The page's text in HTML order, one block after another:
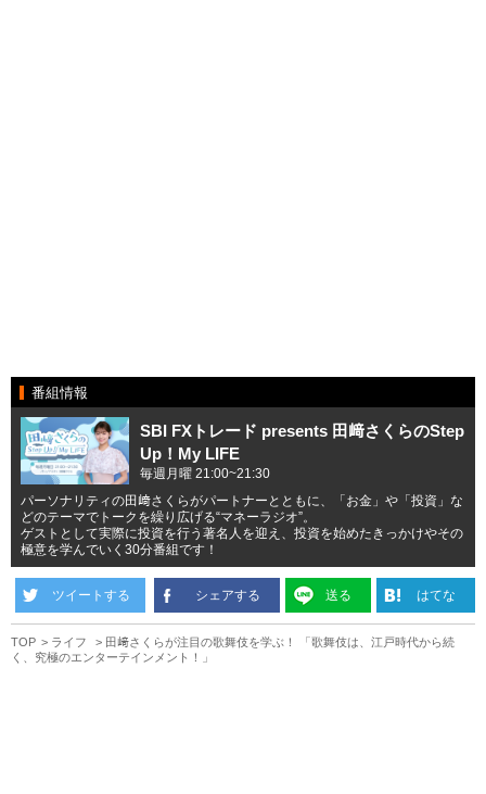
番組情報
SBI FXトレード presents 田﨑さくらのStep
Up！My LIFE
毎週月曜 21:00~21:30
パーソナリティの田﨑さくらがパートナーとともに、「お金」や「投資」な
どのテーマでトークを繰り広げる“マネーラジオ”。
ゲストとして実際に投資を行う著名人を迎え、投資を始めたきっかけやその
極意を学んでいく30分番組です！
ツイートする シェアする 送る はてな
TOP ライフ
田﨑さくらが注目の歌舞伎を学ぶ！ 「歌舞伎は、江戸時代から続
く、究極のエンターテインメント！」